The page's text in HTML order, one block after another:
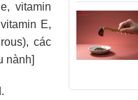
vitamin
E,
các
nành]